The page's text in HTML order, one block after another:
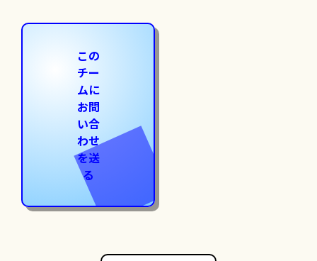
この
チー
ムに
お問
い合
わせ
を送
る